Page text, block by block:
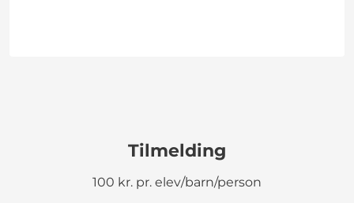
Tilmelding
100 kr. pr. elev/barn/person